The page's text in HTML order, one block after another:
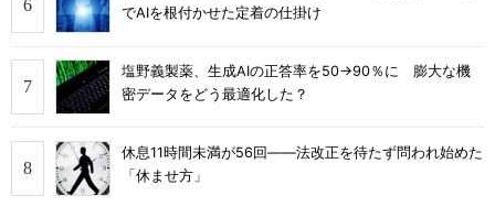
でAIを根付かせた定着の仕掛け
塩野義製薬、生成AIの正答率を50→90％に 膨大な機
密データをどう最適化した？
休息11時間未満が56回――法改正を待たず問われ始めた
「休ませ方」